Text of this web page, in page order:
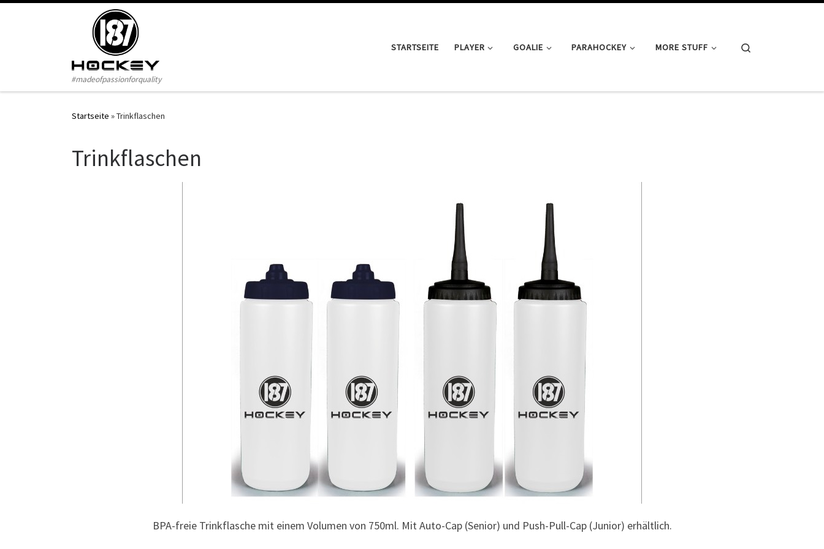
#madeofpassionforquality
STARTSEITE PLAYER GOALIE PARAHOCKEY MORE STUFF
Startseite »Trinkflaschen
Trinkflaschen
BPA-freie Trinkflasche mit einem Volumen von 750ml. Mit Auto-Cap (Senior) und Push-Pull-Cap (Junior) erhältlich.